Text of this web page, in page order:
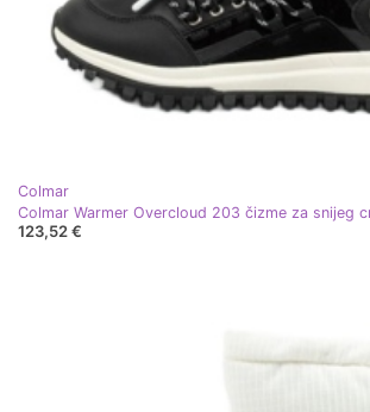
Colmar
Colmar Warmer Overcloud 203 čizme za snijeg
123,52 €